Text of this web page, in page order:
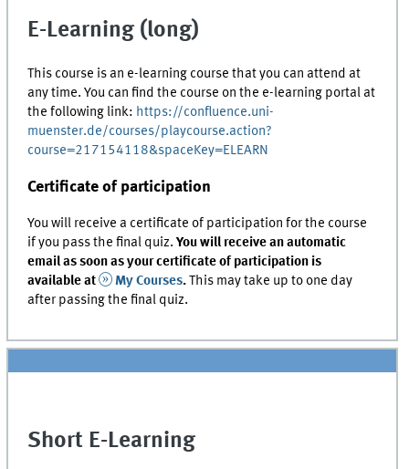
E-Learning (long)
This course is an e-learning course that you can attend at
any time. You can find the course on the e-learning portal at
the following link: https://confluence.uni-
muenster.de/courses/playcourse.action?
course=217154118&spaceKey=ELEARN
Certificate of participation
You will receive a certificate of participation for the course
if you pass the final quiz.You will receive an automatic
email as soon as your certificate of participation is
available at
My Courses.This may take up to one day
after passing the final quiz.
Short E-Learning